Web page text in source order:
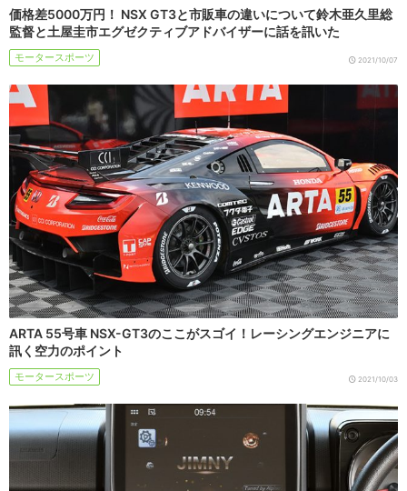
価格差5000万円！ NSX GT3と市販車の違いについて鈴木亜久里総
監督と土屋圭市エグゼクティブアドバイザーに話を訊いた
モータースポーツ 2021/10/07
ARTA 55号車 NSX-GT3のここがスゴイ！レーシングエンジニアに
訊く空力のポイント
モータースポーツ 2021/10/03